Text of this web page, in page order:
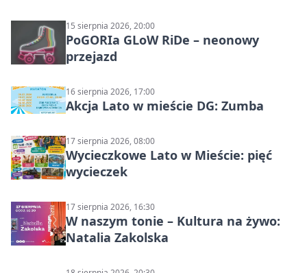
15 sierpnia 2026, 20:00
PoGORIa GLoW RiDe – neonowy
przejazd
16 sierpnia 2026, 17:00
Akcja Lato w mieście DG: Zumba
17 sierpnia 2026, 08:00
Wycieczkowe Lato w Mieście: pięć
wycieczek
17 sierpnia 2026, 16:30
W naszym tonie – Kultura na żywo:
Natalia Zakolska